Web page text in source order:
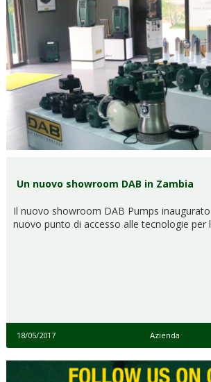
Un nuovo showroom DAB in Zambia
Il nuovo showroom DAB Pumps
nuovo punto di accesso alle tecnologie per
18/05/2017 Azienda